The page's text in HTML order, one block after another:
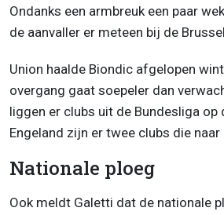
Ondanks een armbreuk een paar
de aanvaller er meteen bij de
Union haalde Biondic afgelopen
overgang gaat soepeler dan
liggen er clubs uit de Bundesliga op
Engeland zijn er twee clubs die naar
Nationale ploeg
Ook meldt Galetti dat de nationale